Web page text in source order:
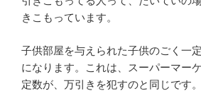
きこもっています。
子供部屋を与えられた子供のごく一
になります。これは、スーパーマー
定数が、万引きを犯すのと同じです。